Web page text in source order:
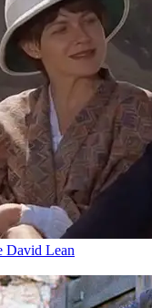
David Lean